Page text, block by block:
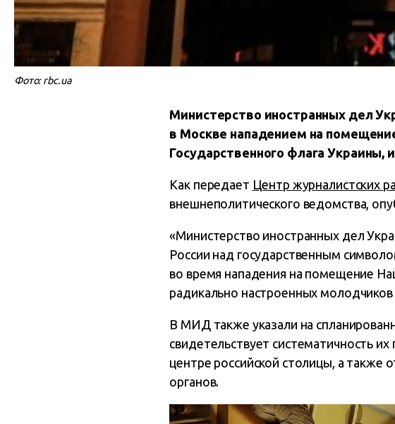
Фото: rbc.ua
Министерство иностранных дел
в Москве нападением на
Государственного флага Украины,
Как передает Центр журналистских
внешнеполитического ведомства,
«Министерство иностранных дел
России над государственным
во время нападения на помещение
радикально настроенных
В МИД также указали на
свидетельствует систематичность
центре российской столицы, а также
органов.